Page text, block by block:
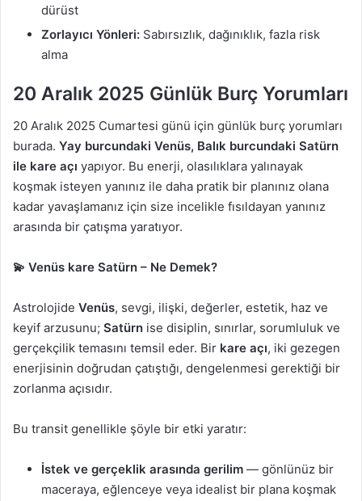
dürüst
Zorlayıcı Yönleri: Sabırsızlık, dağınıklık, fazla risk
alma
20 Aralık 2025 Günlük Burç Yorumları
20 Aralık 2025 Cumartesi günü için günlük burç yorumları
burada. Yay burcundaki Venüs, Balık burcundaki Satürn
ile kare açı yapıyor. Bu enerji, olasılıklara yalınayak
koşmak isteyen yanınız ile daha pratik bir planınız olana
kadar yavaşlamanız için size incelikle fısıldayan yanınız
arasında bir çatışma yaratıyor.
💫 Venüs kare Satürn – Ne Demek?
Astrolojide Venüs, sevgi, ilişki, değerler, estetik, haz ve
keyif arzusunu; Satürn ise disiplin, sınırlar, sorumluluk ve
gerçekçilik temasını temsil eder. Bir kare açı, iki gezegen
enerjisinin doğrudan çatıştığı, dengelenmesi gerektiği bir
zorlanma açısıdır.
Bu transit genellikle şöyle bir etki yaratır:
İstek ve gerçeklik arasında gerilim — gönlünüz bir
maceraya, eğlenceye veya idealist bir plana koşmak